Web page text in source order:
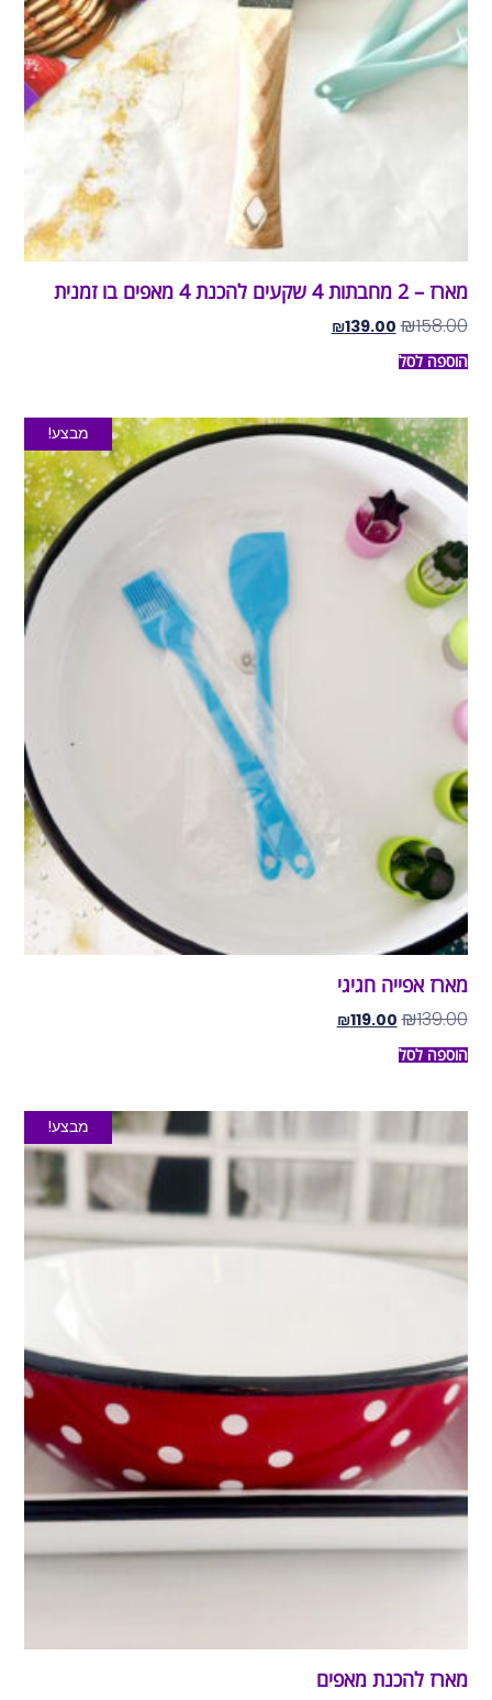
מארז – 2 מחבתות 4 שקעים להכנת 4 מאפים בו זמנית
₪158.00
₪139.00
הוספה לסל
מבצע!
מארז אפייה חגיגי
₪139.00
₪119.00
הוספה לסל
מבצע!
מארז להכנת מאפים